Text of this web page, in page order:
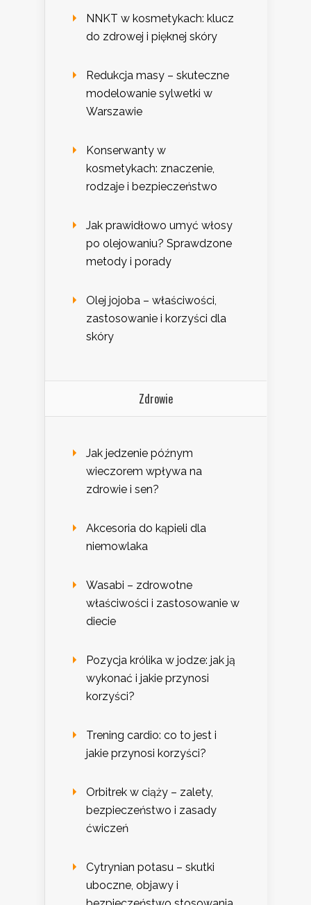
NNKT w kosmetykach: klucz
do zdrowej i pięknej skóry
Redukcja masy – skuteczne
modelowanie sylwetki w
Warszawie
Konserwanty w
kosmetykach: znaczenie,
rodzaje i bezpieczeństwo
Jak prawidłowo umyć włosy
po olejowaniu? Sprawdzone
metody i porady
Olej jojoba – właściwości,
zastosowanie i korzyści dla
skóry
Zdrowie
Jak jedzenie późnym
wieczorem wpływa na
zdrowie i sen?
Akcesoria do kąpieli dla
niemowlaka
Wasabi – zdrowotne
właściwości i zastosowanie w
diecie
Pozycja królika w jodze: jak ją
wykonać i jakie przynosi
korzyści?
Trening cardio: co to jest i
jakie przynosi korzyści?
Orbitrek w ciąży – zalety,
bezpieczeństwo i zasady
ćwiczeń
Cytrynian potasu – skutki
uboczne, objawy i